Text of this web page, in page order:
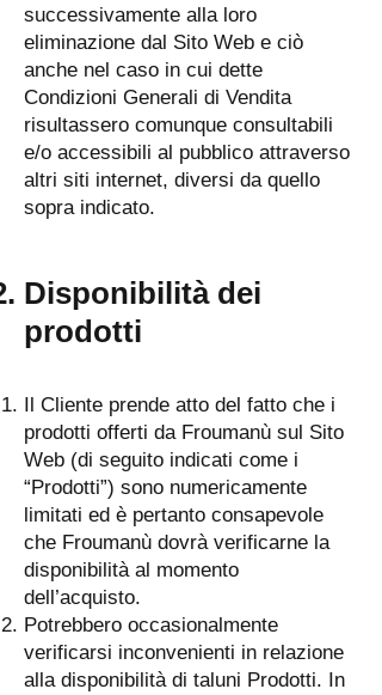
successivamente alla loro
eliminazione dal Sito Web e ciò
anche nel caso in cui dette
Condizioni Generali di Vendita
risultassero comunque consultabili
e/o accessibili al pubblico attraverso
altri siti internet, diversi da quello
sopra indicato.
Disponibilità dei
prodotti
Il Cliente prende atto del fatto che i
prodotti offerti da Froumanù sul Sito
Web (di seguito indicati come i
“Prodotti”) sono numericamente
limitati ed è pertanto consapevole
che Froumanù dovrà verificarne la
disponibilità al momento
dell’acquisto.
Potrebbero occasionalmente
verificarsi inconvenienti in relazione
alla disponibilità di taluni Prodotti. In